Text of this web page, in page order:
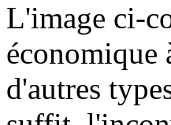
L'image ci-
économique
d'autres